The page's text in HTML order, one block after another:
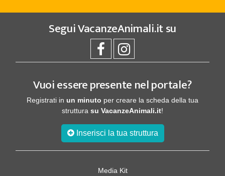
SeguiVacanzeAnimali.itsu
Vuoi essere presente nel portale?
Registrati in un minuto per creare la scheda della tua
struttura su VacanzeAnimali.it!
Inserisci la tua struttura
Media Kit